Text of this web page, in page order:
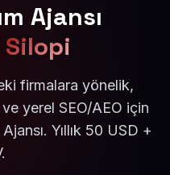
Ajansı
Silopi
firmalara yönelik,
yerel SEO/AEO için
Yıllık 50 USD +